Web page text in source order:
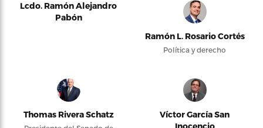
Lcdo. Ramón Alejandro
Pabón
Ramón L. Rosario Cortés
Política y derecho
Thomas Rivera Schatz
Víctor García San
Inocencio